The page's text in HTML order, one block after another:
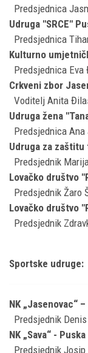
Predsjednica
Udruga "SRCE"
Predsjednica
Kulturno
Predsjednica Eva
Crkveni zbor
Voditelj Anita
Udruga žena
Predsjednica Ana
Udruga za
Predsjednik
Lovačko društvo
Predsjednik Žaro
Lovačko društvo
Predsjednik
Sportske udruge:
NK „Jasenovac“
Predsjednik
NK „Sava“ - Puska
Predsjednik Josip